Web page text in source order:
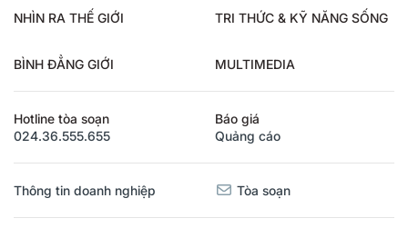
NHÌN RA THẾ GIỚI TRI THỨC & KỸ NĂNG SỐNG
BÌNH ĐẲNG GIỚI MULTIMEDIA
Hotline tòa soạn
024.36.555.655
Báo giá
Quảng cáo
Thông tin doanh nghiệp Tòa soạn